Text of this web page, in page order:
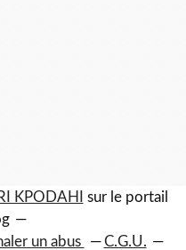
KPODAHI
sur le portail
un abus
C.G.U.